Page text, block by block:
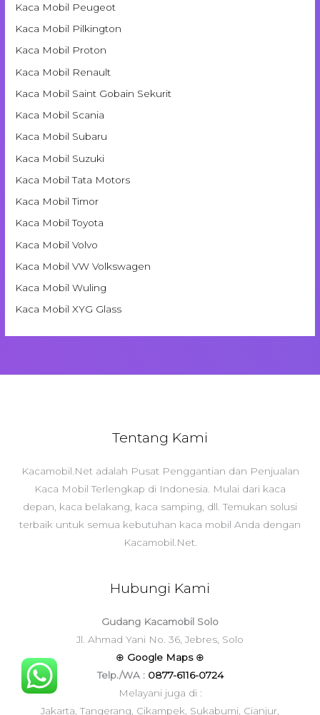
Kaca Mobil Peugeot
Kaca Mobil Pilkington
Kaca Mobil Proton
Kaca Mobil Renault
Kaca Mobil Saint Gobain Sekurit
Kaca Mobil Scania
Kaca Mobil Subaru
Kaca Mobil Suzuki
Kaca Mobil Tata Motors
Kaca Mobil Timor
Kaca Mobil Toyota
Kaca Mobil Volvo
Kaca Mobil VW Volkswagen
Kaca Mobil Wuling
Kaca Mobil XYG Glass
Tentang Kami
Kacamobil.Net adalah Pusat Penggantian dan Penjualan
Kaca Mobil Terlengkap di Indonesia. Mulai dari kaca
depan, kaca belakang, kaca samping, dll. Temukan solusi
terbaik untuk semua kebutuhan kaca mobil Anda dengan
Kacamobil.Net.
Hubungi Kami
Gudang Kacamobil Solo
Jl. Ahmad Yani No. 36, Jebres, Solo
⊕ Google Maps ⊕
Telp./WA : 0877-6116-0724
Melayani juga di :
Jakarta, Tangerang, Cikampek, Sukabumi, Cianjur,